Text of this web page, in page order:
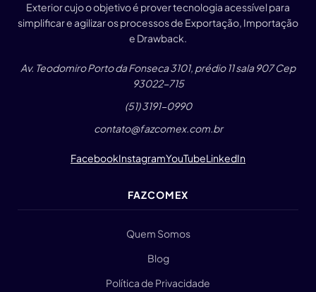
Exterior cujo o objetivo é prover tecnologia acessível para
simplificar e agilizar os processos de Exportação, Importação
e Drawback.
Av. Teodomiro Porto da Fonseca 3101, prédio 11 sala 907 Cep
93022-715
(51) 3191-0990
contato@fazcomex.com.br
FacebookInstagramYouTubeLinkedIn
FAZCOMEX
Quem Somos
Blog
Política de Privacidade